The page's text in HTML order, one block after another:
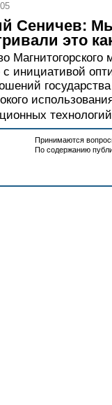
Сеничев:
это
Магнитогорского
с инициативой
Принимаются
По содержанию